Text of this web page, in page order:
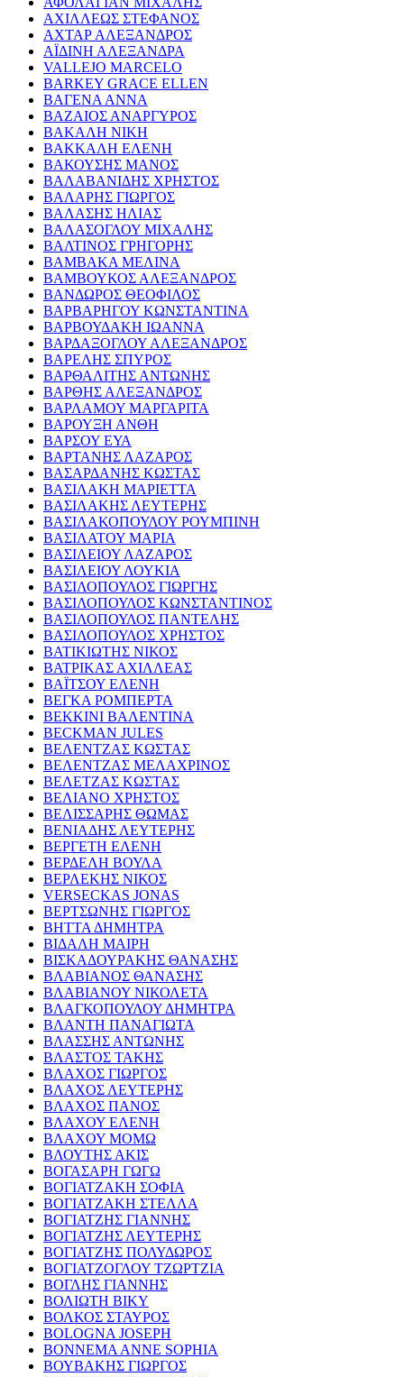
ΑΧΙΛΛΕΩΣ ΣΤΕΦΑΝΟΣ
ΑΧΤΑΡ ΑΛΕΞΑΝΔΡΟΣ
ΑΪΔΙΝΗ ΑΛΕΞΑΝΔΡΑ
VALLEJO MARCELO
BARKEY GRACE ELLEN
ΒΑΓΕΝΑ ΑΝΝΑ
ΒΑΖΑΙΟΣ ΑΝΑΡΓΥΡΟΣ
ΒΑΚΑΛΗ ΝΙΚΗ
ΒΑΚΚΑΛΗ ΕΛΕΝΗ
ΒΑΚΟΥΣΗΣ ΜΑΝΟΣ
ΒΑΛΑΒΑΝΙΔΗΣ ΧΡΗΣΤΟΣ
ΒΑΛΑΡΗΣ ΓΙΩΡΓΟΣ
ΒΑΛΑΣΗΣ ΗΛΙΑΣ
ΒΑΛΑΣΟΓΛΟΥ ΜΙΧΑΛΗΣ
ΒΑΛΤΙΝΟΣ ΓΡΗΓΟΡΗΣ
ΒΑΜΒΑΚΑ ΜΕΛΙΝΑ
ΒΑΜΒΟΥΚΟΣ ΑΛΕΞΑΝΔΡΟΣ
ΒΑΝΔΩΡΟΣ ΘΕΟΦΙΛΟΣ
ΒΑΡΒΑΡΗΓΟΥ ΚΩΝΣΤΑΝΤΙΝΑ
ΒΑΡΒΟΥΔΑΚΗ ΙΩΑΝΝΑ
ΒΑΡΔΑΞΟΓΛΟΥ ΑΛΕΞΑΝΔΡΟΣ
ΒΑΡΕΛΗΣ ΣΠΥΡΟΣ
ΒΑΡΘΑΛΙΤΗΣ ΑΝΤΩΝΗΣ
ΒΑΡΘΗΣ ΑΛΕΞΑΝΔΡΟΣ
ΒΑΡΛΑΜΟΥ ΜΑΡΓΑΡΙΤΑ
ΒΑΡΟΥΞΗ ΑΝΘΗ
ΒΑΡΣΟΥ ΕΥΑ
ΒΑΡΤΑΝΗΣ ΛΑΖΑΡΟΣ
ΒΑΣΑΡΔΑΝΗΣ ΚΩΣΤΑΣ
ΒΑΣΙΛΑΚΗ ΜΑΡΙΕΤΤΑ
ΒΑΣΙΛΑΚΗΣ ΛΕΥΤΕΡΗΣ
ΒΑΣΙΛΑΚΟΠΟΥΛΟΥ ΡΟΥΜΠΙΝΗ
ΒΑΣΙΛΑΤΟΥ ΜΑΡΙΑ
ΒΑΣΙΛΕΙΟΥ ΛΑΖΑΡΟΣ
ΒΑΣΙΛΕΙΟΥ ΛΟΥΚΙΑ
ΒΑΣΙΛΟΠΟΥΛΟΣ ΓΙΩΡΓΗΣ
ΒΑΣΙΛΟΠΟΥΛΟΣ ΚΩΝΣΤΑΝΤΙΝΟΣ
ΒΑΣΙΛΟΠΟΥΛΟΣ ΠΑΝΤΕΛΗΣ
ΒΑΣΙΛΟΠΟΥΛΟΣ ΧΡΗΣΤΟΣ
ΒΑΤΙΚΙΩΤΗΣ ΝΙΚΟΣ
ΒΑΤΡΙΚΑΣ ΑΧΙΛΛΕΑΣ
ΒΑΪΤΣΟΥ ΕΛΕΝΗ
ΒΕΓΚΑ ΡΟΜΠΕΡΤΑ
ΒΕΚΚΙΝΙ ΒΑΛΕΝΤΙΝΑ
BECKMAN JULES
ΒΕΛΕΝΤΖΑΣ ΚΩΣΤΑΣ
ΒΕΛΕΝΤΖΑΣ ΜΕΛΑΧΡΙΝΟΣ
ΒΕΛΕΤΖΑΣ ΚΩΣΤΑΣ
ΒΕΛΙΑΝΟ ΧΡΗΣΤΟΣ
ΒΕΛΙΣΣΑΡΗΣ ΘΩΜΑΣ
ΒΕΝΙΑΔΗΣ ΛΕΥΤΕΡΗΣ
ΒΕΡΓΕΤΗ ΕΛΕΝΗ
ΒΕΡΔΕΛΗ ΒΟΥΛΑ
ΒΕΡΛΕΚΗΣ ΝΙΚΟΣ
VERSECKAS JONAS
ΒΕΡΤΣΩΝΗΣ ΓΙΩΡΓΟΣ
ΒΗΤΤΑ ΔΗΜΗΤΡΑ
ΒΙΔΑΛΗ ΜΑΙΡΗ
ΒΙΣΚΑΔΟΥΡΑΚΗΣ ΘΑΝΑΣΗΣ
ΒΛΑΒΙΑΝΟΣ ΘΑΝΑΣΗΣ
ΒΛΑΒΙΑΝΟΥ ΝΙΚΟΛΕΤΑ
ΒΛΑΓΚΟΠΟΥΛΟΥ ΔΗΜΗΤΡΑ
ΒΛΑΝΤΗ ΠΑΝΑΓΙΩΤΑ
ΒΛΑΣΣΗΣ ΑΝΤΩΝΗΣ
ΒΛΑΣΤΟΣ ΤΑΚΗΣ
ΒΛΑΧΟΣ ΓΙΩΡΓΟΣ
ΒΛΑΧΟΣ ΛΕΥΤΕΡΗΣ
ΒΛΑΧΟΣ ΠΑΝΟΣ
ΒΛΑΧΟΥ ΕΛΕΝΗ
ΒΛΑΧΟΥ ΜΟΜΩ
ΒΛΟΥΤΗΣ ΑΚΙΣ
ΒΟΓΑΣΑΡΗ ΓΩΓΩ
ΒΟΓΙΑΤΖΑΚΗ ΣΟΦΙΑ
ΒΟΓΙΑΤΖΑΚΗ ΣΤΕΛΛΑ
ΒΟΓΙΑΤΖΗΣ ΓΙΑΝΝΗΣ
ΒΟΓΙΑΤΖΗΣ ΛΕΥΤΕΡΗΣ
ΒΟΓΙΑΤΖΗΣ ΠΟΛΥΔΩΡΟΣ
ΒΟΓΙΑΤΖΟΓΛΟΥ ΤΖΩΡΤΖΙΑ
ΒΟΓΛΗΣ ΓΙΑΝΝΗΣ
ΒΟΛΙΩΤΗ ΒΙΚΥ
ΒΟΛΚΟΣ ΣΤΑΥΡΟΣ
BOLOGNA JOSEPH
BONNEMA ANNE SOPHIA
ΒΟΥΒΑΚΗΣ ΓΙΩΡΓΟΣ